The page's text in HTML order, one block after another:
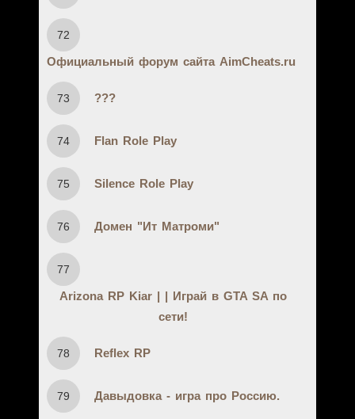
72
Официальный форум сайта AimCheats.ru
73 ???
74 Flan Role Play
75 Silence Role Play
76 Домен "Ит Матроми"
77
Arizona RP Kiar | | Играй в GTA SA по
сети!
78 Reflex RP
79 Давыдовка - игра про Россию.